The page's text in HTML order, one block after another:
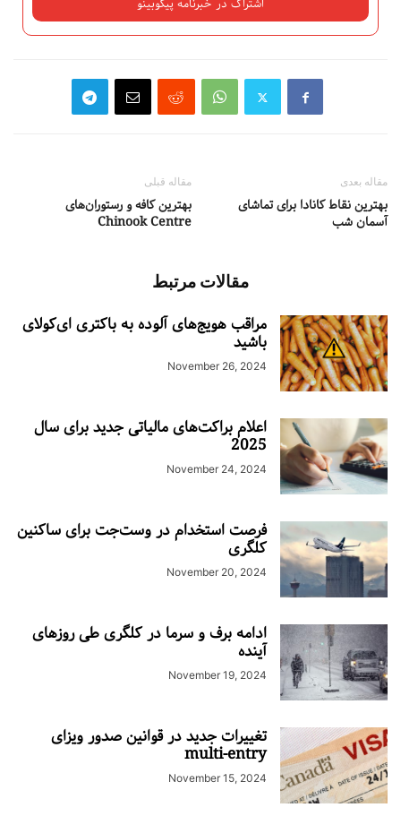
مقاله قبلی
بهترین کافه و رستوران‌های
Chinook Centre
مقاله بعدی
بهترین نقاط کانادا برای تماشای
آسمان شب
مقالات مرتبط
مراقب هویج‌های آلوده به باکتری ای‌کولای
باشید
November 26, 2024
اعلام براکت‌های مالیاتی جدید برای سال
2025
November 24, 2024
فرصت استخدام در وست‌جت برای ساکنین
کلگری
November 20, 2024
ادامه برف و سرما در کلگری طی روزهای
آینده
November 19, 2024
تغییرات جدید در قوانین صدور ویزای
multi-entry
November 15, 2024